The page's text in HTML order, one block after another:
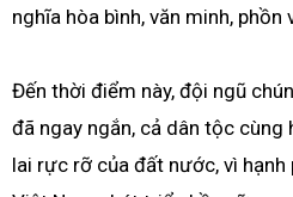
nghĩa hòa bình, văn minh, phồn
Đến thời điểm này, đội ngũ
đã ngay ngắn, cả dân tộc
lai rực rỡ của đất nước, vì hạnh